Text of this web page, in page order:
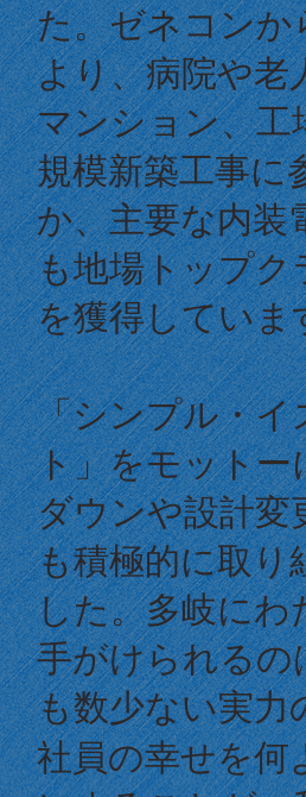
た。ゼネコンか
より、病院や老
マンション、工
規模新築工事に
か、主要な内装
も地場トップク
を獲得していま
「シンプル・イ
ト」をモットー
ダウンや設計変
も積極的に取り
した。多岐にわ
手がけられるの
も数少ない実力
社員の幸せを何